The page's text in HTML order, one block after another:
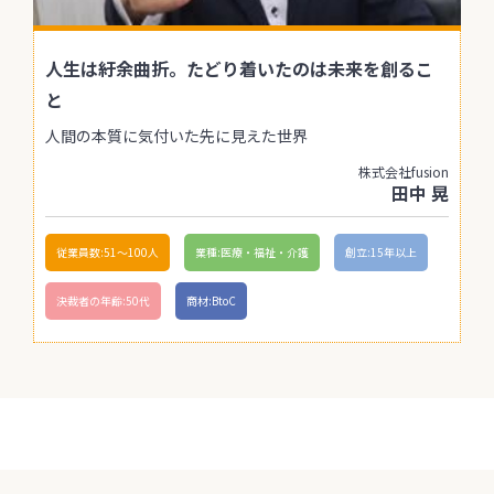
人生は紆余曲折。たどり着いたのは未来を創るこ
と
人間の本質に気付いた先に見えた世界
株式会社fusion
田中 晃
従業員数:51〜100人 業種:医療・福祉・介護 創立:15年以上
決裁者の年齢:50代 商材:BtoC